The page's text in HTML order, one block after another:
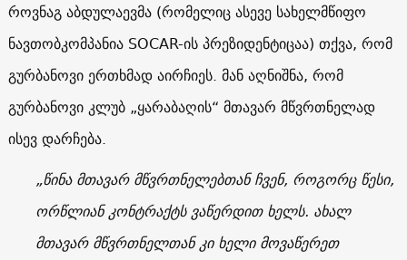
როვნაგ აბდულაევმა (რომელიც ასევე სახელმწიფო
ნავთობკომპანია SOCAR-ის პრეზიდენტიცაა) თქვა, რომ
გურბანოვი ერთხმად აირჩიეს. მან აღნიშნა, რომ
გურბანოვი კლუბ „ყარაბაღის“ მთავარ მწვრთნელად
ისევ დარჩება.
„წინა მთავარ მწვრთნელებთან ჩვენ, როგორც წესი,
ორწლიან კონტრაქტს ვაწერდით ხელს. ახალ
მთავარ მწვრთნელთან კი ხელი მოვაწერეთ